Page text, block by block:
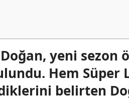
yeni sezon
Hem Süper
belirten